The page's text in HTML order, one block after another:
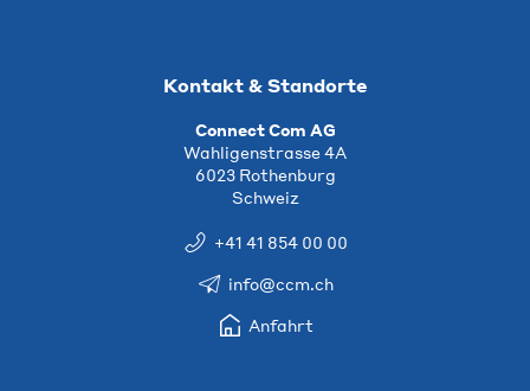
Kontakt & Standorte
Connect Com AG
Wahligenstrasse 4A
6023 Rothenburg
Schweiz
+41 41 854 00 00
info@ccm.ch
Anfahrt